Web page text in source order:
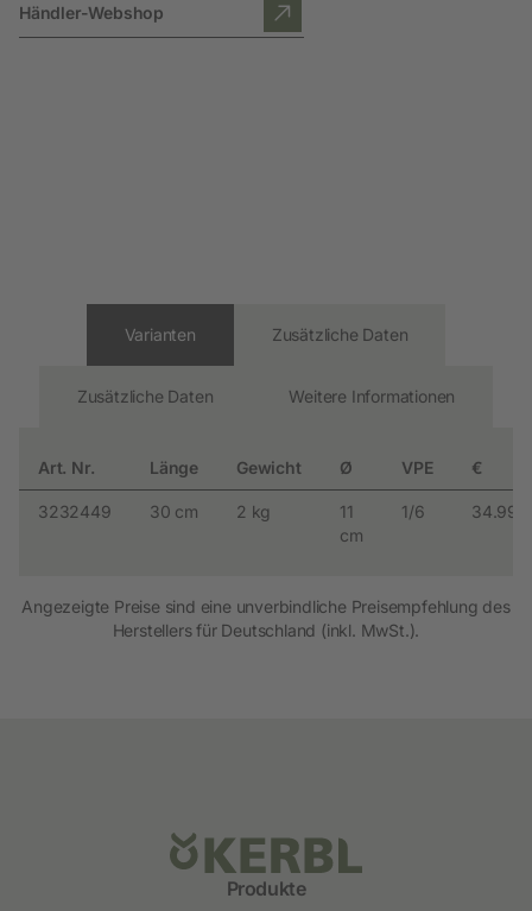
Händler-Webshop
Varianten
Art. Nr. Länge Gewicht Ø VPE €
3232449 30 cm 2 kg
11
cm
1/6 34.99
Zusätzliche Daten
Zusätzliche Daten Weitere Informationen
Angezeigte Preise sind eine unverbindliche Preisempfehlung des
Herstellers für Deutschland (inkl. MwSt.).
Produkte